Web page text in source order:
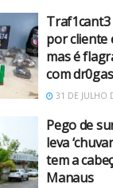
por cliente
mas é
com
31 DE JULHO
Pego de
leva
tem a
Manaus